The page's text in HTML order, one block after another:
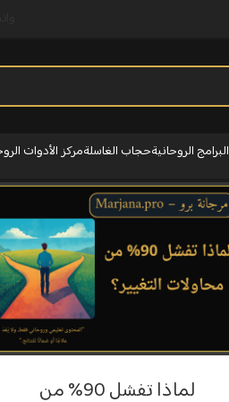
البرامج الروحانيةحجاب الغاسلةمركز الأدوات
لماذا تفشل 90% من